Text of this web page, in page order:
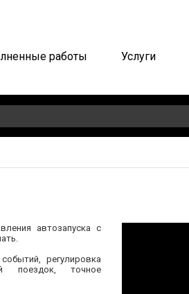
работы Услуги
автозапуска с
регулировка
поездок, точное